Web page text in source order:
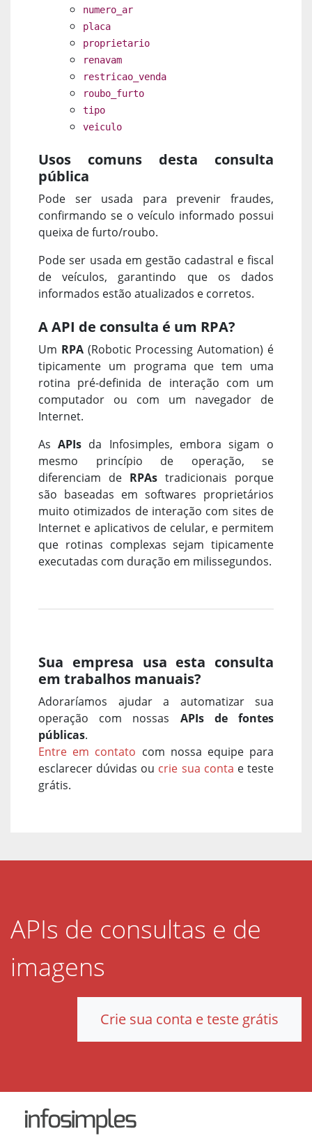
numero_ar
placa
proprietario
renavam
restricao_venda
roubo_furto
tipo
veiculo
Usos comuns desta consulta
pública
Pode ser usada para prevenir fraudes,
confirmando se o veículo informado possui
queixa de furto/roubo.
Pode ser usada em gestão cadastral e fiscal
de veículos, garantindo que os dados
informados estão atualizados e corretos.
A API de consulta é um RPA?
Um RPA(Robotic Processing Automation) é
tipicamente um programa que tem uma
rotina pré-definida de interação com um
computador ou com um navegador de
Internet.
AsAPIs da Infosimples, embora sigam o
mesmo princípio de operação, se
diferenciam de RPAs tradicionais porque
são baseadas em softwares proprietários
muito otimizados de interação com sites de
Internet e aplicativos de celular, e permitem
que rotinas complexas sejam tipicamente
executadas com duração em milissegundos.
Sua empresa usa esta consulta
em trabalhos manuais?
Adoraríamos ajudar a automatizar sua
operação com nossas APIs de fontes
públicas.
Entre em contato com nossa equipe para
esclarecer dúvidas ou crie sua conta e teste
grátis.
APIs de consultas e de
imagens
Crie sua conta e teste grátis